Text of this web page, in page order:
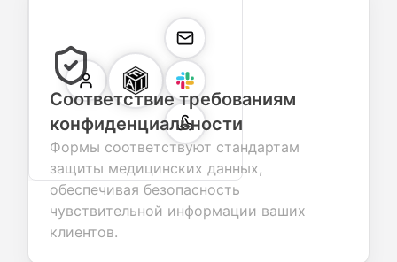
Соответствие требованиям
конфиденциальности
Формы соответствуют стандартам
защиты медицинских данных,
обеспечивая безопасность
чувствительной информации ваших
клиентов.